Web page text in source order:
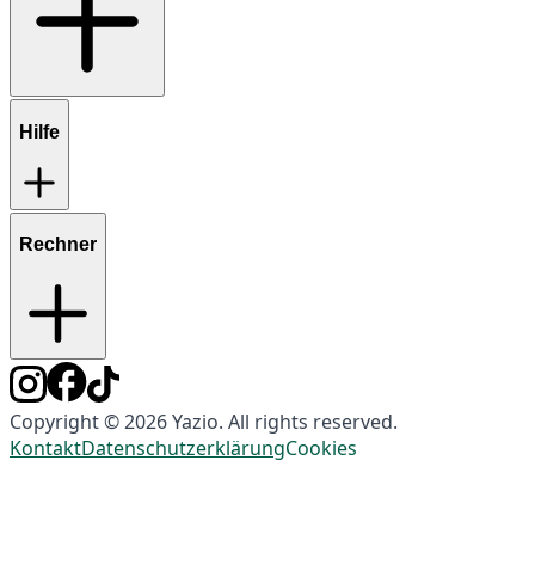
Hilfe
Rechner
Copyright © 2026 Yazio. All rights reserved.
KontaktDatenschutzerklärungCookies